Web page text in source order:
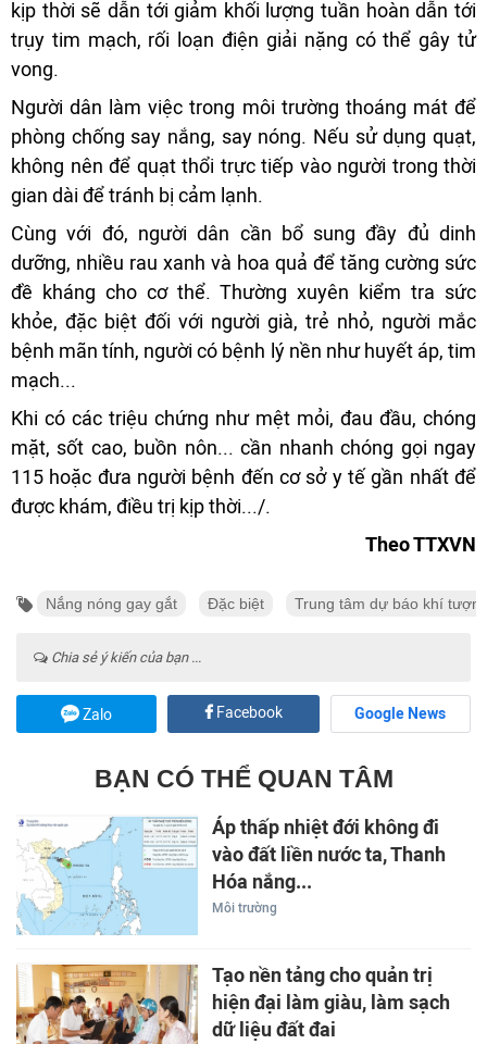
kịp thời sẽ dẫn tới giảm khối lượng tuần hoàn dẫn tới
trụy tim mạch, rối loạn điện giải nặng có thể gây tử
vong.
Người dân làm việc trong môi trường thoáng mát để
phòng chống say nắng, say nóng. Nếu sử dụng quạt,
không nên để quạt thổi trực tiếp vào người trong thời
gian dài để tránh bị cảm lạnh.
Cùng với đó, người dân cần bổ sung đầy đủ dinh
dưỡng, nhiều rau xanh và hoa quả để tăng cường sức
đề kháng cho cơ thể. Thường xuyên kiểm tra sức
khỏe, đặc biệt đối với người già, trẻ nhỏ, người mắc
bệnh mãn tính, người có bệnh lý nền như huyết áp, tim
mạch...
Khi có các triệu chứng như mệt mỏi, đau đầu, chóng
mặt, sốt cao, buồn nôn... cần nhanh chóng gọi ngay
115 hoặc đưa người bệnh đến cơ sở y tế gần nhất để
được khám, điều trị kịp thời.../.
Theo TTXVN
Nắng nóng gay gắt Đặc biệt Trung tâm dự báo khí
Chia sẻ ý kiến của bạn ...
Zalo Facebook Google News
BẠN CÓ THỂ QUAN TÂM
Áp thấp nhiệt đới không đi
vào đất liền nước ta, Thanh
Hóa nắng...
Môi trường
Tạo nền tảng cho quản trị
hiện đại làm giàu, làm sạch
dữ liệu đất đai